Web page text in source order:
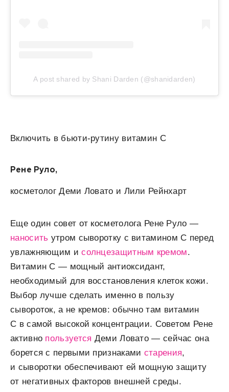
A post shared by Shani Darden (@shanidarden)
Включить в бьюти-рутину витамин С
Рене Руло,
косметолог Деми Ловато и Лили Рейнхарт
Еще один совет от косметолога Рене Руло —
наносить утром сыворотку с витамином С перед
увлажняющим исолнцезащитным кремом.
Витамин С — мощный антиоксидант,
необходимый для восстановления клеток кожи.
Выбор лучше сделать именно в пользу
сывороток, а не кремов: обычно там витамин
С в самой высокой концентрации. Советом Рене
активно пользуется Деми Ловато — сейчас она
борется с первыми признаками старения,
и сыворотки обеспечивают ей мощную защиту
от негативных факторов внешней среды.